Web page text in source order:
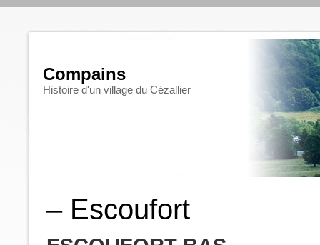
Compains
Histoire d'un village du Cézallier
– Escoufort